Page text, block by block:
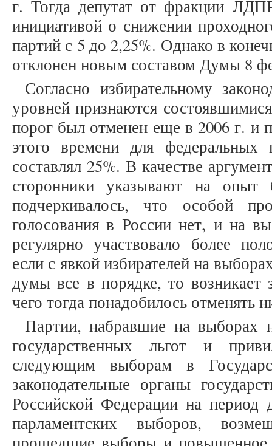
г. Тогда депутат от фракции
инициативой о снижении
партий с 5 до 2,25%. Однако в
отклонен новым составом Думы 8
Согласно избирательному
уровней признаются
порог был отменен еще в 2006 г. и
этого времени для федеральных
составлял 25%. В качестве
сторонники указывают на опыт
подчеркивалось, что особой
голосования в России нет, и на
регулярно участвовало более
если с явкой избирателей на
думы все в порядке, то возникает
чего тогда понадобилось отменять
Партии, набравшие на выборах
государственных льгот и
следующим выборам в
законодательные органы
Российской Федерации на
парламентских выборов,